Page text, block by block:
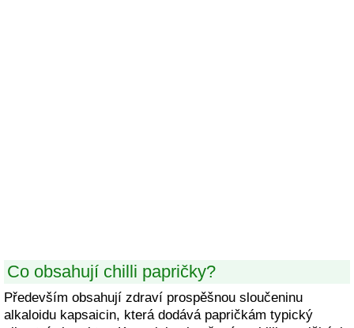
Co obsahují chilli papričky?
Především obsahují zdraví prospěšnou sloučeninu
alkaloidu kapsaicin, která dodává papričkám typický